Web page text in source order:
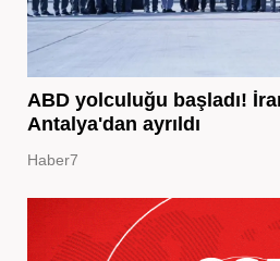
ABD yolculuğu başladı!
Antalya'dan ayrıldı
Haber7